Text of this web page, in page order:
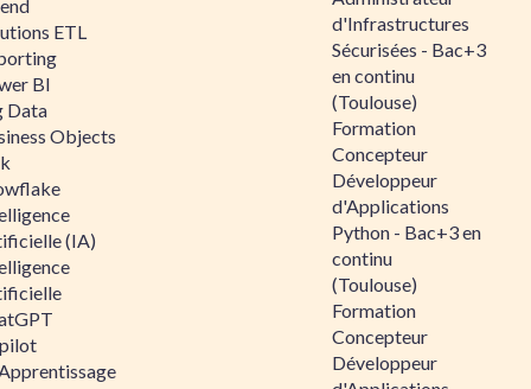
ETL
BI
Data
Objects
(IA)
d'Infrastructures
Sécurisées - Bac+3
en continu
(Toulouse)
Formation
Concepteur
Développeur
d'Applications
Python - Bac+3 en
continu
(Toulouse)
Formation
Concepteur
Développeur